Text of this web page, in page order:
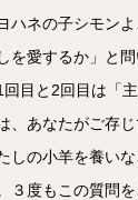
ハネの子シモン
を愛するか」と
回目と2回目は「
、あなたがご存
しの小羊を養い
３度もこの質問